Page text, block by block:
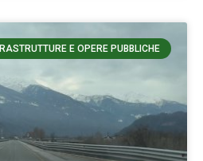
E OPERE PUBBLICHE